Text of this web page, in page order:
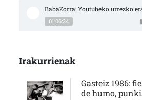
BabaZorra: Youtubeko urrezko
01:06:24
Irakurrienak
Gasteiz 1986:
de humo,